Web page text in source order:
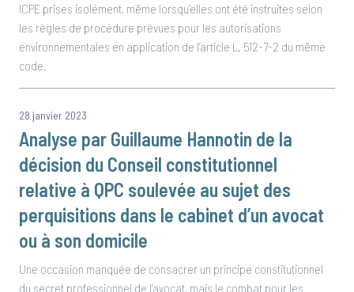
ICPE prises isolément, même lorsqu’elles ont été instruites selon
les règles de procédure prévues pour les autorisations
environnementales en application de l’article L. 512-7-2 du même
code.
28 janvier 2023
Analyse par Guillaume Hannotin de la
décision du Conseil constitutionnel
relative à QPC soulevée au sujet des
perquisitions dans le cabinet d’un avocat
ou à son domicile
Une occasion manquée de consacrer un principe constitutionnel
du secret professionnel de l'avocat, mais le combat pour les